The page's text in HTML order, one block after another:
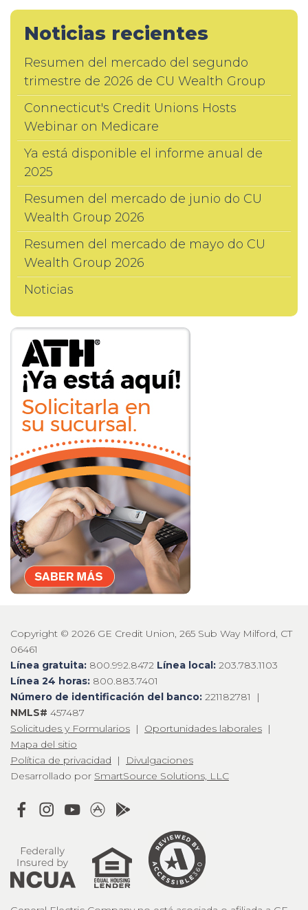
Noticias recientes
Resumen del mercado del segundo
trimestre de 2026 de CU Wealth Group
Connecticut's Credit Unions Hosts
Webinar on Medicare
Ya está disponible el informe anual de
2025
Resumen del mercado de junio do CU
Wealth Group 2026
Resumen del mercado de mayo do CU
Wealth Group 2026
Noticias
Copyright © 2026 GE Credit Union, 265 Sub Way Milford, CT
06461
Línea gratuita: 800.992.8472 Línea local: 203.783.1103
Línea 24 horas: 800.883.7401
Número de identificación del banco: 221182781 |
NMLS# 457487
Solicitudes y Formularios | Oportunidades laborales |
Mapa del sitio
Política de privacidad |
Divulgaciones
Desarrollado por SmartSource Solutions, LLC